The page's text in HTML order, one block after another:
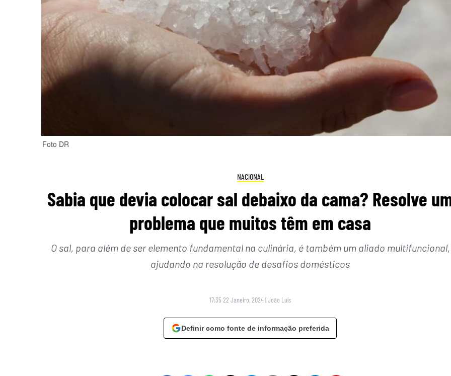
Foto DR
NACIONAL
Sabia que devia colocar sal debaixo da cama? Resolve
problema que muitos têm em casa
O sal, para além de ser elemento fundamental na culinária, é também um aliado multifuncional,
ajudando na resolução de desafios domésticos
17:35 22 Janeiro, 2024|João Luís
Definir como fonte de informação preferida